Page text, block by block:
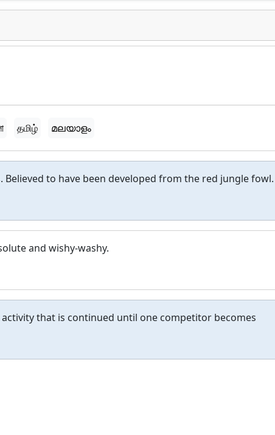
தமிழ் മലയാളം
to have been developed from the red jungle fowl.
and wishy-washy.
that is continued until one competitor becomes